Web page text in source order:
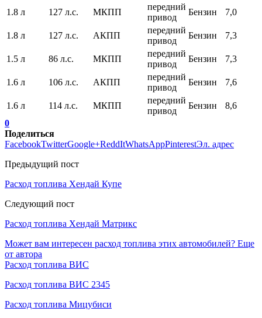
1.8 л 127 л.с. МКПП
передний
привод
Бензин 7,0
1.8 л 127 л.с. АКПП
передний
привод
Бензин 7,3
1.5 л 86 л.с. МКПП
передний
привод
Бензин 7,3
1.6 л 106 л.с. АКПП
передний
привод
Бензин 7,6
1.6 л 114 л.с. МКПП
передний
привод
Бензин
8,6
0
Поделиться
FacebookTwitterGoogle+ReddItWhatsAppPinterestЭл. адрес
Предыдущий пост
Расход топлива Хендай Купе
Следующий пост
Расход топлива Хендай Матрикс
Может вам интересен расход топлива этих автомобилей? Еще
от автора
Расход топлива ВИС
Расход топлива ВИС 2345
Расход топлива Мицубиси